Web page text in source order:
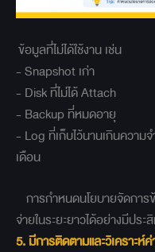
ข้อมูลที่ไม่ได้ใช้งาน เช่น
- Snapshot เก่า
- Disk ที่ไม่ได้ Attach
- Backup ที่หมดอายุ
- Log ที่เก็บไว้นานเกินควา
เดือน
การกำหนดนโยบายจัดการ
จ่ายในระยะยาวได้อย่างมีปร
5. มีการติดตามและวิเคราะห์